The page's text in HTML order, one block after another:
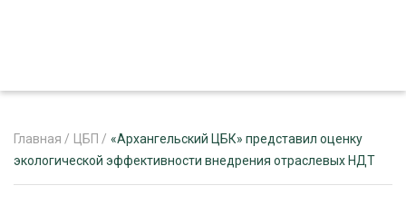
Главная / ЦБП / «Архангельский ЦБК» представил оценку
экологической эффективности внедрения отраслевых НДТ